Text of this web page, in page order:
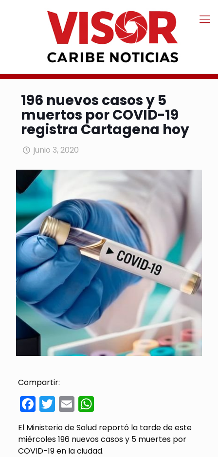
196 nuevos casos y 5
muertos por COVID-19
registra Cartagena hoy
junio 3, 2020
Compartir:
Facebook
Twitter
EmailWhatsApp
El Ministerio de Salud reportó la tarde de este
miércoles 196 nuevos casos y 5 muertes por
COVID-19 en la ciudad.